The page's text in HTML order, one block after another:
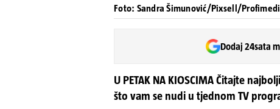
Foto: Sandra Šimunović/Pixsell/
Dodaj 24sata
U PETAK NA KIOSCIMA Čitajte
što vam se nudi u tjednom TV